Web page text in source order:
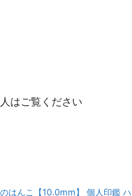
はご覧ください
はんこ【10.0mm】 個人印鑑 ハ